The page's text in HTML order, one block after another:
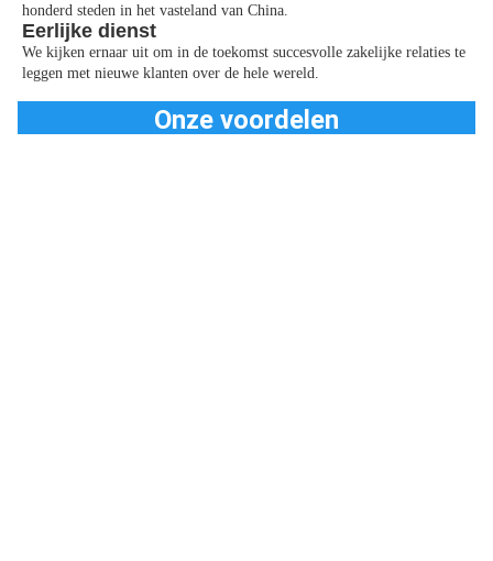
honderd steden in het vasteland van China.
Eerlijke dienst
We kijken ernaar uit om in de toekomst succesvolle zakelijke relaties te
leggen met nieuwe klanten over de hele wereld.
Onze voordelen